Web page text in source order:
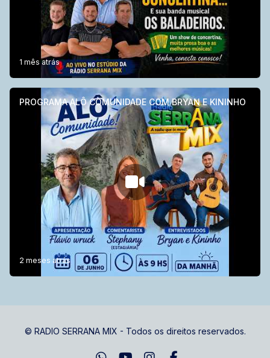
1 mês atrás
PROGRAMA ALÔ COMUNIDADE COM BRYAN E KININHO
2 meses atrás
© RADIO SERRANA MIX - Todos os direitos reservados.